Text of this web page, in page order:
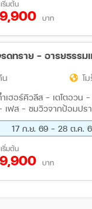
บลังก้า อาหารพื้นเมืองร
ริ่มต้น
บาท
น
โ
ฮอร์คิวลีส - เตโตอวน
ฟส - ชมวิวจากป้อมปรา
17 ก.ย. 69 - 28 ต.ค.
- 11 ต.ค. 69
ริ่มต้น
บาท